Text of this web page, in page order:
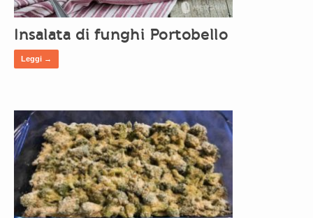
Insalata di funghi Portobello
Leggi →